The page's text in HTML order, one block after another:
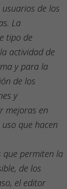
de los
La
tipo de
actividad de
y para la
de los
y
mejoras en
que hacen
que permiten la
de los
el editor